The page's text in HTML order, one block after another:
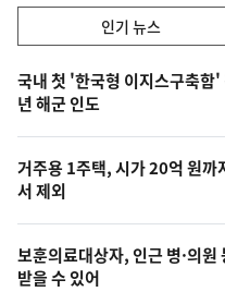
인
기,
최
신,
오
늘
의
영
상
인기 뉴스
인
기
뉴
스
국내 첫 '한국형 이지스구축
년 해군 인도
거주용 1주택, 시가 20억 원까
서 제외
보훈의료대상자, 인근 병·의원
받을 수 있어